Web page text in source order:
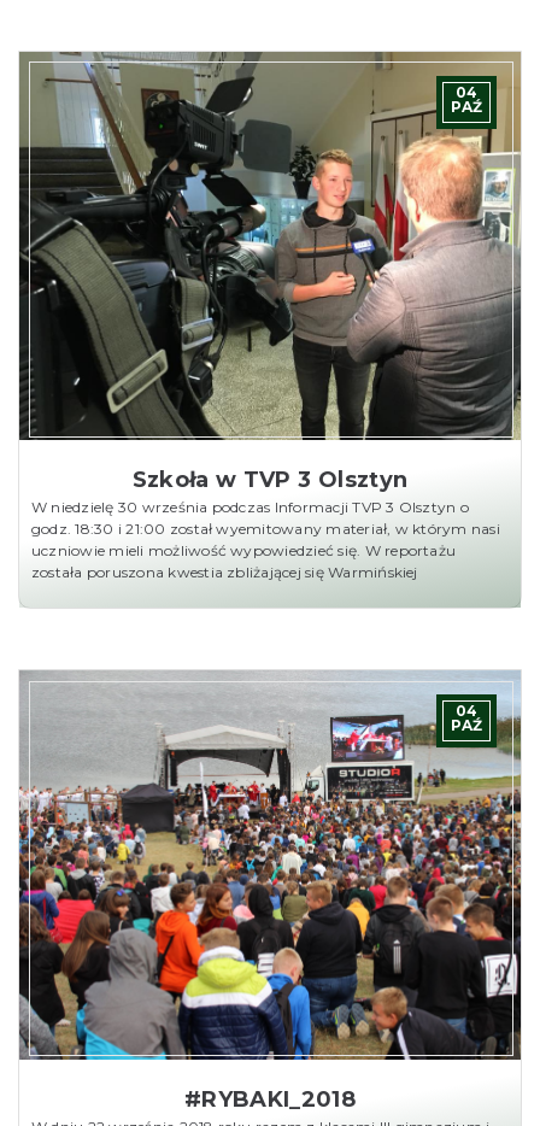
04
PAŹ
Szkoła w TVP 3 Olsztyn
W niedzielę 30 września podczas Informacji TVP 3 Olsztyn o
godz. 18:30 i 21:00 został wyemitowany materiał, w którym nasi
uczniowie mieli możliwość wypowiedzieć się. W reportażu
została poruszona kwestia zbliżającej się Warmińskiej
04
PAŹ
#RYBAKI_2018